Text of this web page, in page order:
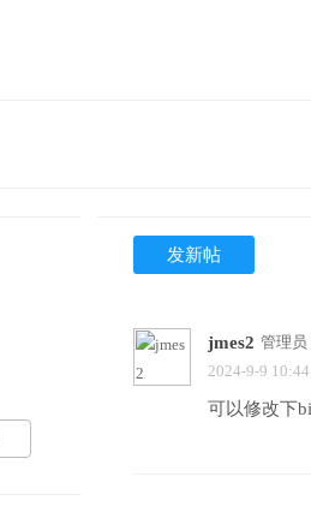
发新帖
jmes2 管理员
2024-9-9
可以修改下